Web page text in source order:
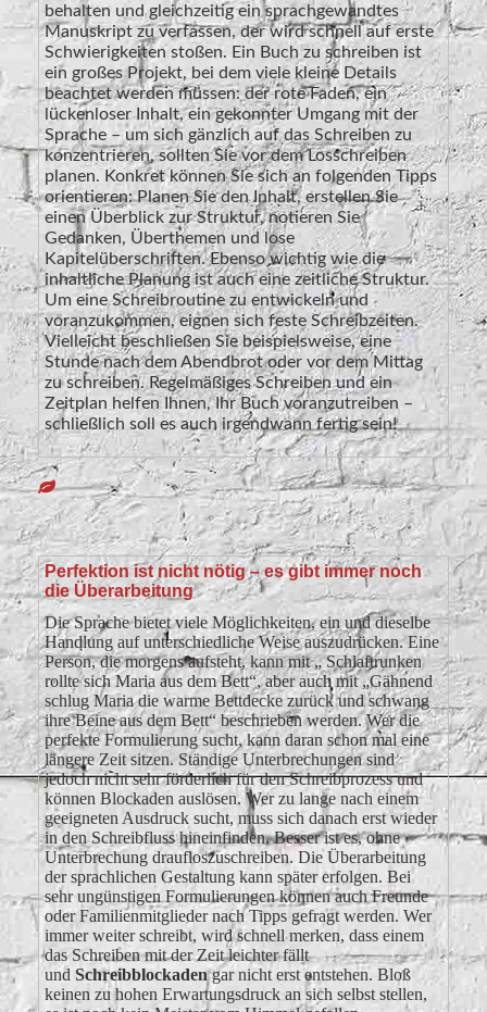
behalten und gleichzeitig ein sprachgewandtes
Manuskript zu verfassen, der wird schnell auf erste
Schwierigkeiten stoßen. Ein Buch zu schreiben ist
ein großes Projekt, bei dem viele kleine Details
beachtet werden müssen: der rote Faden, ein
lückenloser Inhalt, ein gekonnter Umgang mit der
Sprache – um sich gänzlich auf das Schreiben zu
konzentrieren, sollten Sie vor dem Losschreiben
planen. Konkret können Sie sich an folgenden Tipps
orientieren: Planen Sie den Inhalt, erstellen Sie
einen Überblick zur Struktur, notieren Sie
Gedanken, Überthemen und lose
Kapitelüberschriften. Ebenso wichtig wie die
inhaltliche Planung ist auch eine zeitliche Struktur.
Um eine Schreibroutine zu entwickeln und
voranzukommen, eignen sich feste Schreibzeiten.
Vielleicht beschließen Sie beispielsweise, eine
Stunde nach dem Abendbrot oder vor dem Mittag
zu schreiben. Regelmäßiges Schreiben und ein
Zeitplan helfen Ihnen, Ihr Buch voranzutreiben –
schließlich soll es auch irgendwann fertig sein!
Perfektion ist nicht nötig – es gibt immer noch
die Überarbeitung
Die Sprache bietet viele Möglichkeiten, ein und dieselbe
Handlung auf unterschiedliche Weise auszudrücken. Eine
Person, die morgens aufsteht, kann mit „ Schlaftrunken
rollte sich Maria aus dem Bett“, aber auch mit „Gähnend
schlug Maria die warme Bettdecke zurück und schwang
ihre Beine aus dem Bett“ beschrieben werden. Wer die
perfekte Formulierung sucht, kann daran schon mal eine
längere Zeit sitzen. Ständige Unterbrechungen sind
jedoch nicht sehr förderlich für den Schreibprozess und
können Blockaden auslösen. Wer zu lange nach einem
geeigneten Ausdruck sucht, muss sich danach erst wieder
in den Schreibfluss hineinfinden. Besser ist es, ohne
Unterbrechung draufloszuschreiben. Die Überarbeitung
der sprachlichen Gestaltung kann später erfolgen. Bei
sehr ungünstigen Formulierungen können auch Freunde
oder Familienmitglieder nach Tipps gefragt werden. Wer
immer weiter schreibt, wird schnell merken, dass einem
das Schreiben mit der Zeit leichter fällt
und Schreibblockadengar nicht erst entstehen. Bloß
keinen zu hohen Erwartungsdruck an sich selbst stellen,